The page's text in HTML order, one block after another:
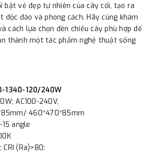
bật vẻ đẹp tự nhiên của cây cối, tạo ra
độc đáo và phong cách. Hãy cùng khám
cách lựa chọn đèn chiếu cây phù hợp để
thành một tác phẩm nghệ thuật sống
1340-120/240W
AC100-240V,
460*470*85mm
angle
(Ra)>80;